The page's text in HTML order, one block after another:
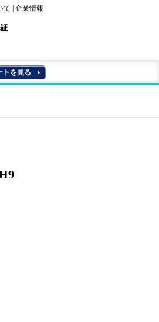
て 企業情報
トを見る